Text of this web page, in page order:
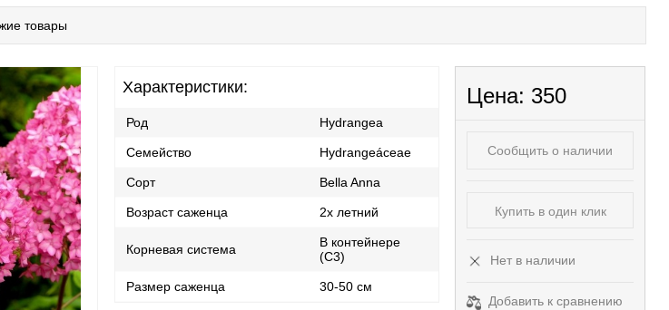
товары
Характеристики:
Род Hydrangea
Семейство Hydrangeáceae
Сорт Bella Anna
Возраст саженца 2х летний
Корневая система
В контейнере
(С3)
Размер саженца 30-50 см
Цена: 350
Сообщить о наличии
Купить в один клик
Нет в наличии
Добавить к сравнению